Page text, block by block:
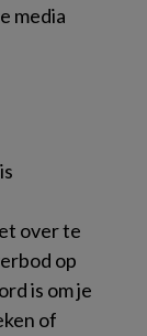
media
over te
op
is om je
of